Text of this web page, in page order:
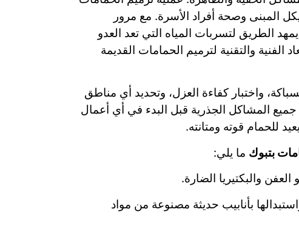
المبنى وصحة أفراد الأسرة. مع مرور
الطريق لتسربات المياه التي تعد العدو
الفنية والتقنية لترميم الحمامات القديمة
واختبار كفاءة العزل، وتحديد أي مناطق
المشاكل الجذرية قبل البدء في أي أعمال
للحمام قوته ومتانته.
بتبوك ما يلي:
والبكتيريا الضارة.
بأنابيب حديثة مصنوعة من مواد